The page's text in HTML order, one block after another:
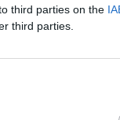
third parties on the
third parties.